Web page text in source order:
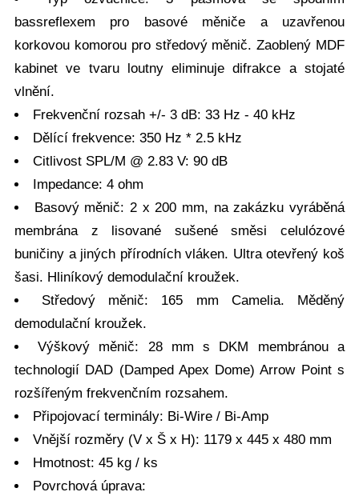
bassreflexem pro basové měniče a uzavřenou
korkovou komorou pro středový měnič. Zaoblený MDF
kabinet ve tvaru loutny eliminuje difrakce a stojaté
vlnění.
Frekvenční rozsah +/- 3 dB: 33 Hz - 40 kHz
Dělící frekvence: 350 Hz * 2.5 kHz
Citlivost SPL/M @ 2.83 V: 90 dB
Impedance: 4 ohm
Basový měnič: 2 x 200 mm, na zakázku vyráběná
membrána z lisované sušené směsi celulózové
buničiny a jiných přírodních vláken. Ultra otevřený koš
šasi. Hliníkový demodulační kroužek.
Středový měnič: 165 mm Camelia. Měděný
demodulační kroužek.
Výškový měnič: 28 mm s DKM membránou a
technologií DAD (Damped Apex Dome) Arrow Point s
rozšířeným frekvenčním rozsahem.
Připojovací terminály: Bi-Wire / Bi-Amp
Vnější rozměry (V x Š x H): 1179 x 445 x 480 mm
Hmotnost: 45 kg / ks
Povrchová úprava: